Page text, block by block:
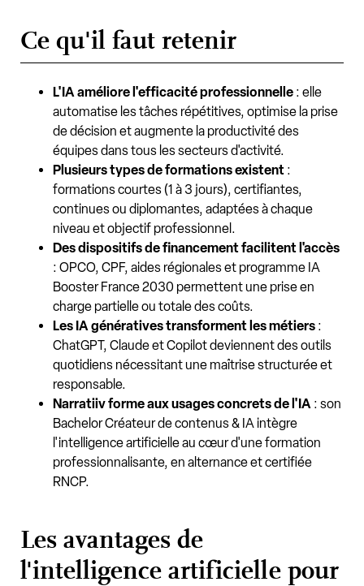
Ce qu'il faut retenir
L'IA améliore l'efficacité professionnelle : elle
automatise les tâches répétitives, optimise la prise
de décision et augmente la productivité des
équipes dans tous les secteurs d'activité.
Plusieurs types de formations existent :
formations courtes (1 à 3 jours), certifiantes,
continues ou diplomantes, adaptées à chaque
niveau et objectif professionnel.
Des dispositifs de financement facilitent l'accès
: OPCO, CPF, aides régionales et programme IA
Booster France 2030 permettent une prise en
charge partielle ou totale des coûts.
Les IA génératives transforment les métiers :
ChatGPT, Claude et Copilot deviennent des outils
quotidiens nécessitant une maîtrise structurée et
responsable.
Narratiiv forme aux usages concrets de l'IA : son
Bachelor Créateur de contenus & IA intègre
l'intelligence artificielle au cœur d'une formation
professionnalisante, en alternance et certifiée
RNCP.
Les avantages de
l'intelligence artificielle pour